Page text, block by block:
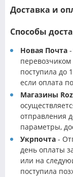
Доставка и
Способы
Новая Почта
перевозчиком
поступила до
если оплата
Магазины
отправления
параметры,
Укрпочта -
день оплаты
или на
поступила